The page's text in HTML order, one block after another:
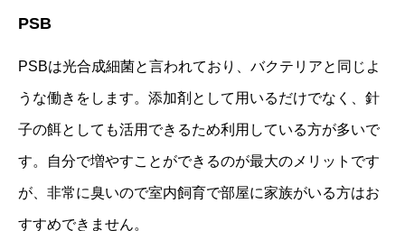
PSB
PSBは光合成細菌と言われており、バクテリアと同じよ
うな働きをします。添加剤として用いるだけでなく、針
子の餌としても活用できるため利用している方が多いで
す。自分で増やすことができるのが最大のメリットです
が、非常に臭いので室内飼育で部屋に家族がいる方はお
すすめできません。